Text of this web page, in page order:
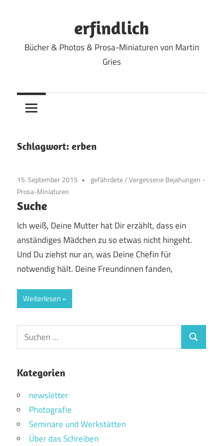
erfindlich
Bücher & Photos & Prosa-Miniaturen von Martin
Gries
Schlagwort: erben
15. September 2015 gefährdete/Vergessene Bejahungen -
Prosa-Miniaturen
Suche
Ich weiß, Deine Mutter hat Dir erzählt, dass ein
anständiges Mädchen zu so etwas nicht hingeht.
Und Du ziehst nur an, was Deine Chefin für
notwendig hält. Deine Freundinnen fanden,
Weiterlesen
Suchen
nach:
Suchen
Kategorien
newsletter
Photografie
Seminare und Werkstätten
Über das Schreiben